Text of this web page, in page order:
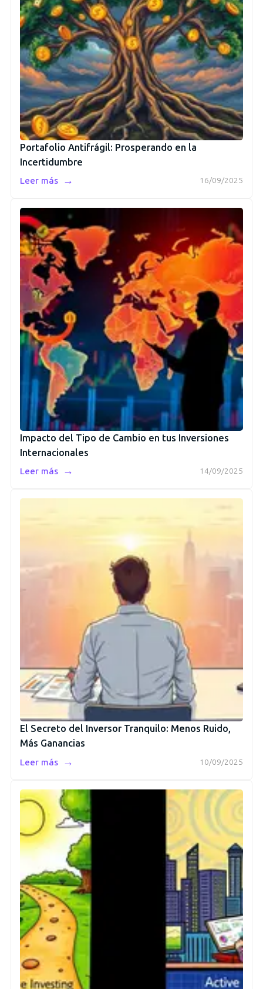
Portafolio Antifrágil: Prosperando en la
Incertidumbre
16/09/2025
Leer más →
Impacto del Tipo de Cambio en tus Inversiones
Internacionales
14/09/2025
Leer más →
El Secreto del Inversor Tranquilo: Menos Ruido,
Más Ganancias
10/09/2025
Leer más →